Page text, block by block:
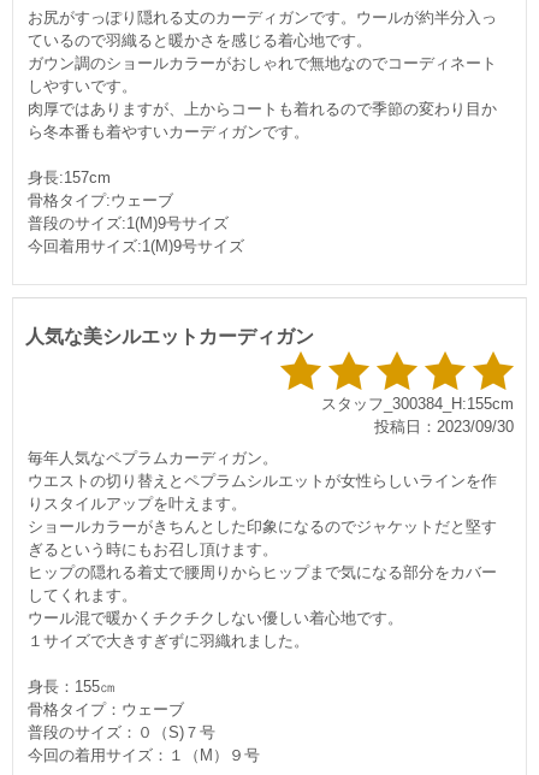
お尻がすっぽり隠れる丈のカーディガンです。ウールが約半分入っ
ているので羽織ると暖かさを感じる着心地です。
ガウン調のショールカラーがおしゃれで無地なのでコーディネート
しやすいです。
肉厚ではありますが、上からコートも着れるので季節の変わり目か
ら冬本番も着やすいカーディガンです。
身長:157cm
骨格タイプ:ウェーブ
普段のサイズ:1(M)9号サイズ
今回着用サイズ:1(M)9号サイズ
人気な美シルエットカーディガン
スタッフ_300384_H:155cm
投稿日：2023/09/30
毎年人気なペプラムカーディガン。
ウエストの切り替えとペプラムシルエットが女性らしいラインを作
りスタイルアップを叶えます。
ショールカラーがきちんとした印象になるのでジャケットだと堅す
ぎるという時にもお召し頂けます。
ヒップの隠れる着丈で腰周りからヒップまで気になる部分をカバー
してくれます。
ウール混で暖かくチクチクしない優しい着心地です。
１サイズで大きすぎずに羽織れました。
身長：155㎝
骨格タイプ：ウェーブ
普段のサイズ：０（S)７号
今回の着用サイズ：１（M）９号